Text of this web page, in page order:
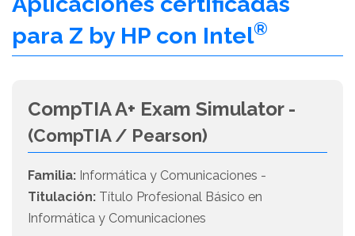
para Z by HP con Intel®
CompTIA A+ Exam Simulator -
(CompTIA / Pearson)
Familia: Informática y Comunicaciones -
Titulación: Título Profesional Básico en
Informática y Comunicaciones